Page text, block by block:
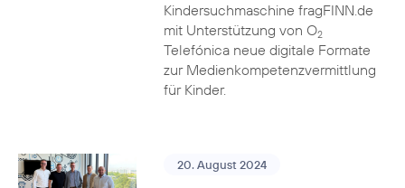
Kindersuchmaschine fragFINN.de
mit Unterstützung von O2
Telefónica neue digitale Formate
zur Medienkompetenzvermittlung
für Kinder.
20. August 2024